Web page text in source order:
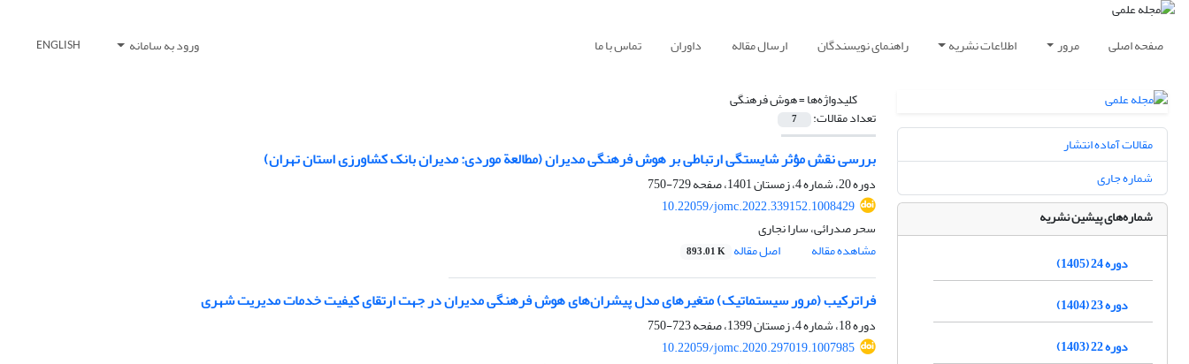
صفحه اصلی مرور اطلاعات نشریه راهنمای نویسندگان ارسال مقاله داوران تماس با ما ورود به سامانه ENGLISH
کلیدواژه‌ها =هوش فرهنگی
تعداد مقالات: 7
بررسی نقش مؤثر شایستگی‏ ارتباطی بر هوش فرهنگی مدیران (مطالعة موردی: مدیران بانک کشاورزی استان تهران)
دوره 20، شماره 4، زمستان 1401، صفحه
729-750
10.22059/jomc.2022.339152.1008429
سحر صدرائی، سارا نجاری
مشاهده مقاله
اصل مقاله 893.01 K
فراترکیب (مرور سیستماتیک) متغیرهای مدل پیشران‌های هوش فرهنگی مدیران در جهت ارتقای کیفیت خدمات مدیریت شهری
دوره 18، شماره 4، زمستان 1399، صفحه
723-750
10.22059/jomc.2020.297019.1007985
مقالات آماده انتشار
شماره جاری
شماره‌های پیشین نشریه
دوره 24 (1405)
دوره 23 (1404)
دوره 22 (1403)